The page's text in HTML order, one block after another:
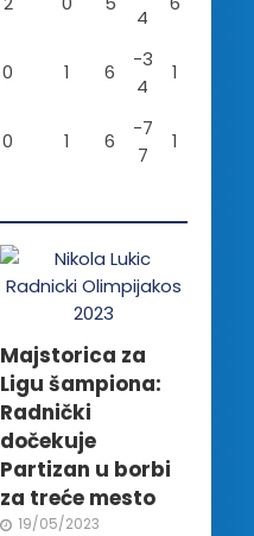
4
0 1 6
-3
4
1
0 1 6
-7
7
1
Majstorica za
Ligu šampiona:
Radnički
dočekuje
Partizan u borbi
za treće mesto
19/05/2023